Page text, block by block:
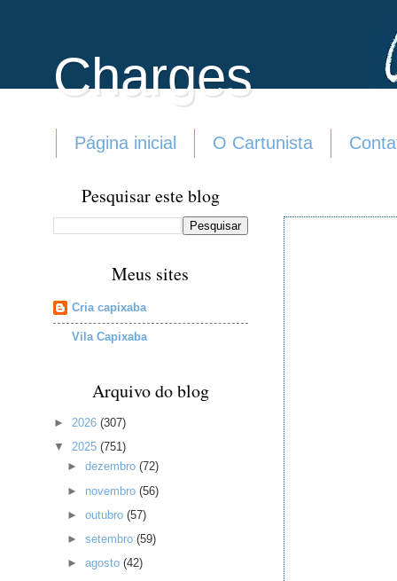
Charges
Página inicial O Cartunista
Pesquisar este blog
Meus sites
Cria capixaba
Vila Capixaba
Arquivo do blog
► 2026 (307)
▼ 2025 (751)
►dezembro(72)
► novembro(56)
►outubro(57)
►setembro(59)
►agosto(42)